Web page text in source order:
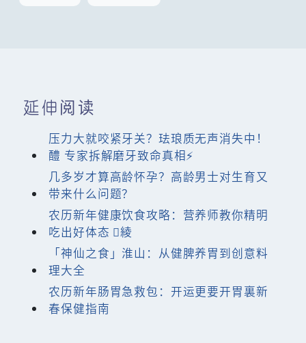
延伸阅读
压力大就咬紧牙关？珐琅质无声消失中！
醴 专家拆解磨牙致命真相⚡
几多岁才算高龄怀孕？高龄男士对生育又
带来什么问题？
农历新年健康饮食攻略：营养师教你精明
吃出好体态 綾
「神仙之食」淮山：从健脾养胃到创意料
理大全
农历新年肠胃急救包：开运更要开胃裏新
春保健指南